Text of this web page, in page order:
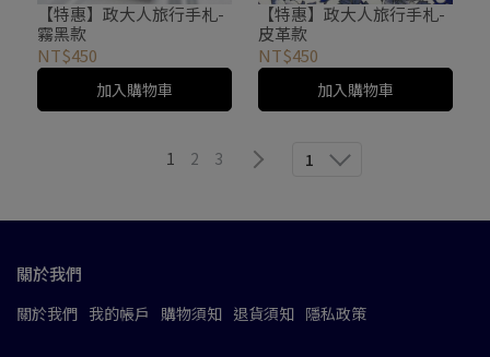
【特惠】政大人旅行手札-
霧黑款
NT$450
加入購物車
【特惠】政大人旅行手札-
皮革款
NT$450
加入購物車
1 2 3 1
關於我們
關於我們 我的帳戶 購物須知 退貨須知 隱私政策